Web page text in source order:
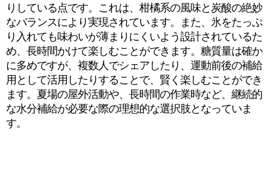
りしている点です。これは、柑橘系の風味と炭酸の絶妙
なバランスにより実現されています。また、氷をたっぷ
り入れても味わいが薄まりにくいよう設計されているた
め、長時間かけて楽しむことができます。糖質量は確か
に多めですが、複数人でシェアしたり、運動前後の補給
用として活用したりすることで、賢く楽しむことができ
ます。夏場の屋外活動や、長時間の作業時など、継続的
な水分補給が必要な際の理想的な選択肢となっていま
す。